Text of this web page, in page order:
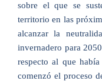
sobre el que se
territorio en las
alcanzar la
invernadero para
respecto al que
comenzó el proceso